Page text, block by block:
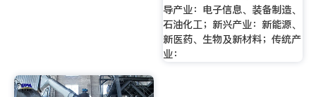
导产业：电子信息、装备制造、
石油化工；新兴产业：新能源、
新医药、生物及新材料；传统产
业：